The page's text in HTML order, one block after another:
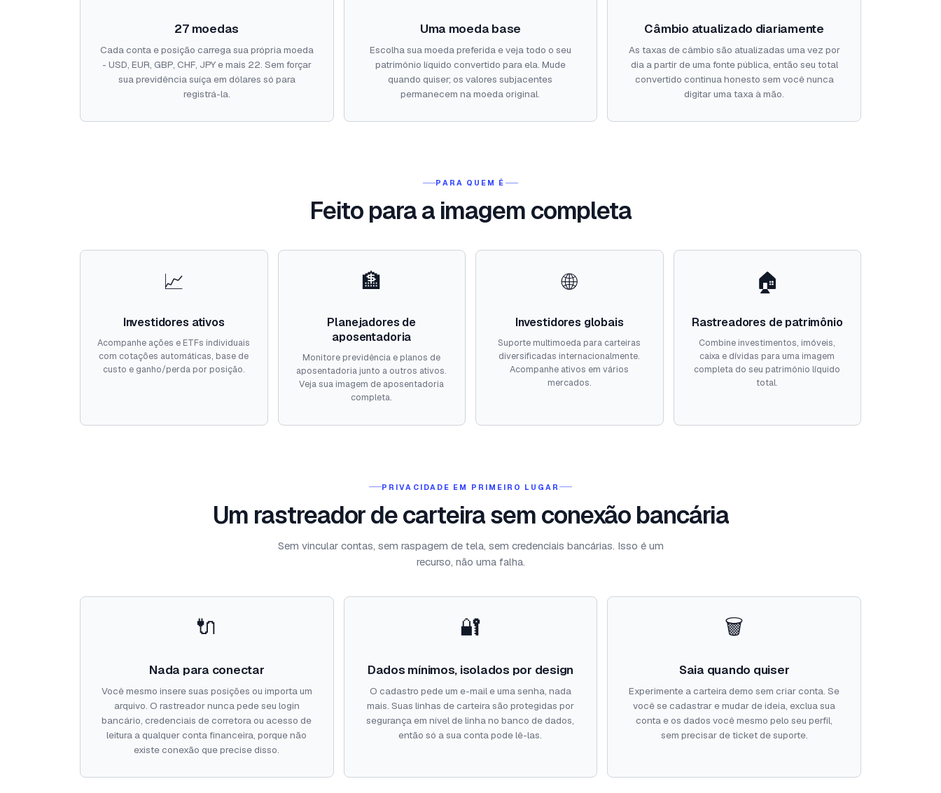
27 moedas
Cada conta e posição carrega sua própria moeda
- USD, EUR, GBP, CHF, JPY e mais 22. Sem forçar
sua previdência suíça em dólares só para
registrá-la.
Uma moeda base
Escolha sua moeda preferida e veja todo o seu
patrimônio líquido convertido para ela. Mude
quando quiser; os valores subjacentes
permanecem na moeda original.
Câmbio atualizado diariamente
As taxas de câmbio são atualizadas uma vez por
dia a partir de uma fonte pública, então seu total
convertido continua honesto sem você nunca
digitar uma taxa à mão.
PARA QUEM É
Feito para a imagem completa
📈
Investidores ativos
Acompanhe ações e ETFs individuais
com cotações automáticas, base de
custo e ganho/perda por posição.
🏦
Planejadores de
aposentadoria
Monitore previdência e planos de
aposentadoria junto a outros ativos.
Veja sua imagem de aposentadoria
completa.
🌐
Investidores globais
Suporte multimoeda para carteiras
diversificadas internacionalmente.
Acompanhe ativos em vários
mercados.
🏠
Rastreadores de patrimônio
Combine investimentos, imóveis,
caixa e dívidas para uma imagem
completa do seu patrimônio líquido
total.
PRIVACIDADE EM PRIMEIRO LUGAR
Um rastreador de carteira sem conexão bancária
Sem vincular contas, sem raspagem de tela, sem credenciais bancárias. Isso é um
recurso, não uma falha.
🔌
Nada para conectar
Você mesmo insere suas posições ou importa um
arquivo. O rastreador nunca pede seu login
bancário, credenciais de corretora ou acesso de
leitura a qualquer conta financeira, porque não
existe conexão que precise disso.
🔐
Dados mínimos, isolados por design
O cadastro pede um e-mail e uma senha, nada
mais. Suas linhas de carteira são protegidas por
segurança em nível de linha no banco de dados,
então só a sua conta pode lê-las.
🗑️
Saia quando quiser
Experimente a carteira demo sem criar conta. Se
você se cadastrar e mudar de ideia, exclua sua
conta e os dados você mesmo pelo seu perfil,
sem precisar de ticket de suporte.